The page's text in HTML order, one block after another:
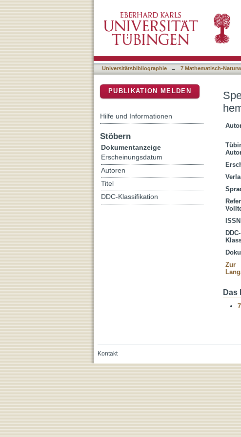
Universitätsbibliographie → 7 Mathematisch-
DDC-
Zur
Das
PUBLIKATION MELDEN
Hilfe und Informationen
Stöbern
Dokumentanzeige
Erscheinungsdatum
Autoren
Titel
DDC-Klassifikation
Kontakt